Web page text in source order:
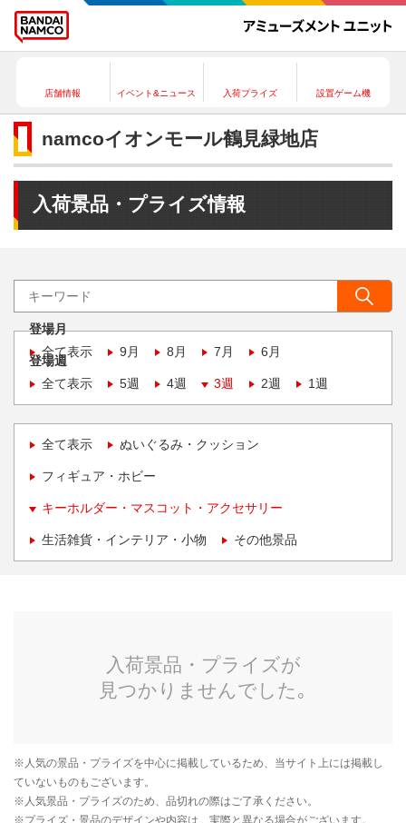
店舗情報 イベント&ニュース 入荷プライズ 設置ゲーム機
namcoイオンモール鶴見緑地店
入荷景品・プライズ情報
登場月
全て表示
9月 8月 7月 6月
登場週
全て表示
5週 4週 3週 2週 1週
全て表示 ぬいぐるみ・クッション
フィギュア・ホビー
キーホルダー・マスコット・アクセサリー
生活雑貨・インテリア・小物 その他景品